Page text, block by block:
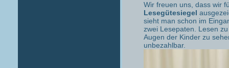
Wir freuen uns, dass wir
Lesegütesiegel
sieht man schon im
zwei Lesepaten. Lesen
Augen der Kinder zu
unbezahlbar.